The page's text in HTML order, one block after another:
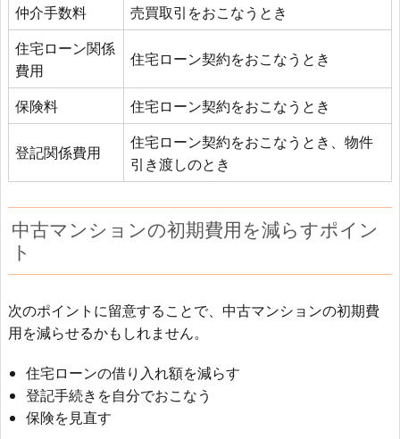
仲介手数料
売買取引をおこなうとき
住宅ローン関係
費用
住宅ローン契約をおこなうとき
保険料 住宅ローン契約をおこなうとき
登記関係費用
住宅ローン契約をおこなうとき、物件
引き渡しのとき
中古マンションの初期費用を減らすポイン
ト
次のポイントに留意することで、中古マンションの初期費
用を減らせるかもしれません。
住宅ローンの借り入れ額を減らす
登記手続きを自分でおこなう
保険を見直す